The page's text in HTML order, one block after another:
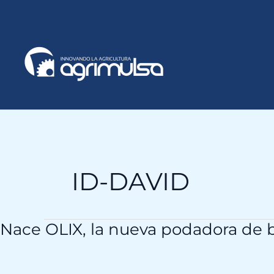
ID-DAVID
Nace OLIX, la nueva podadora de
Nace